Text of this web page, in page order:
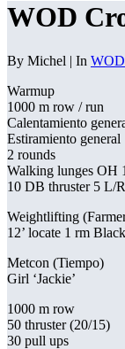
WOD
By Michel | In WOD
Warmup
1000 m row / run
Calentamiento
Estiramiento general
2 rounds
Walking lunges OH
10 DB thruster 5 L/R
Weightlifting
12’ locate 1 rm
Metcon (Tiempo)
Girl ‘Jackie’
1000 m row
50 thruster (20/15)
30 pull ups